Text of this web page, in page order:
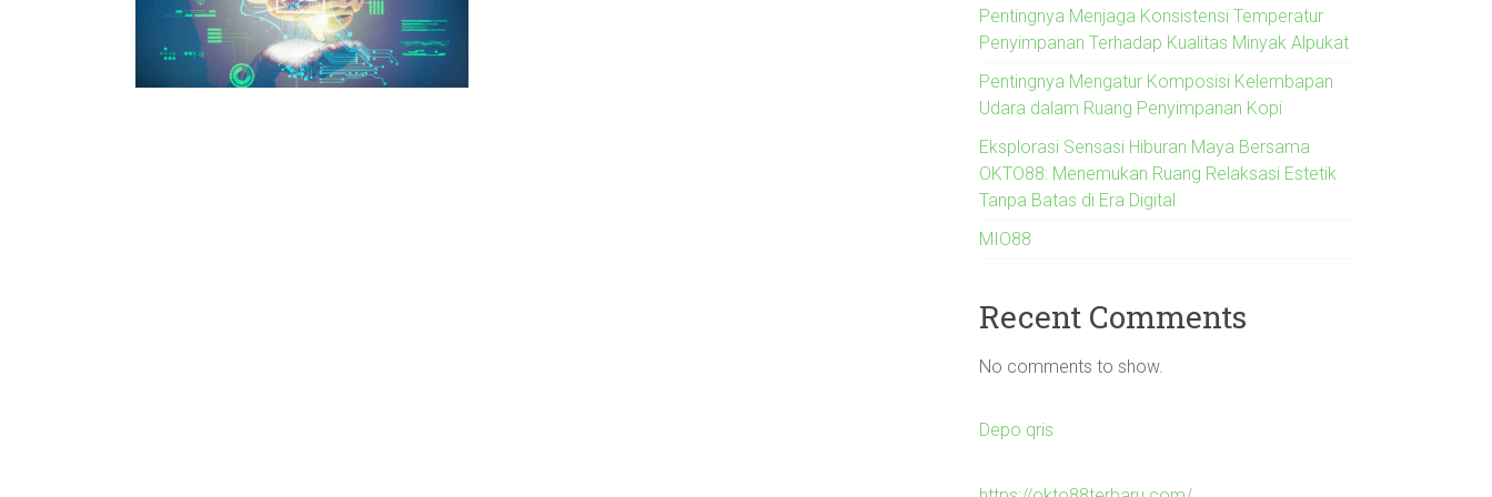
Pentingnya Menjaga Konsistensi Temperatur
Penyimpanan Terhadap Kualitas Minyak Alpukat
Pentingnya Mengatur Komposisi Kelembapan
Udara dalam Ruang Penyimpanan Kopi
Eksplorasi Sensasi Hiburan Maya Bersama
OKTO88: Menemukan Ruang Relaksasi Estetik
Tanpa Batas di Era Digital
MIO88
Recent Comments
No comments to show.
Depo qris